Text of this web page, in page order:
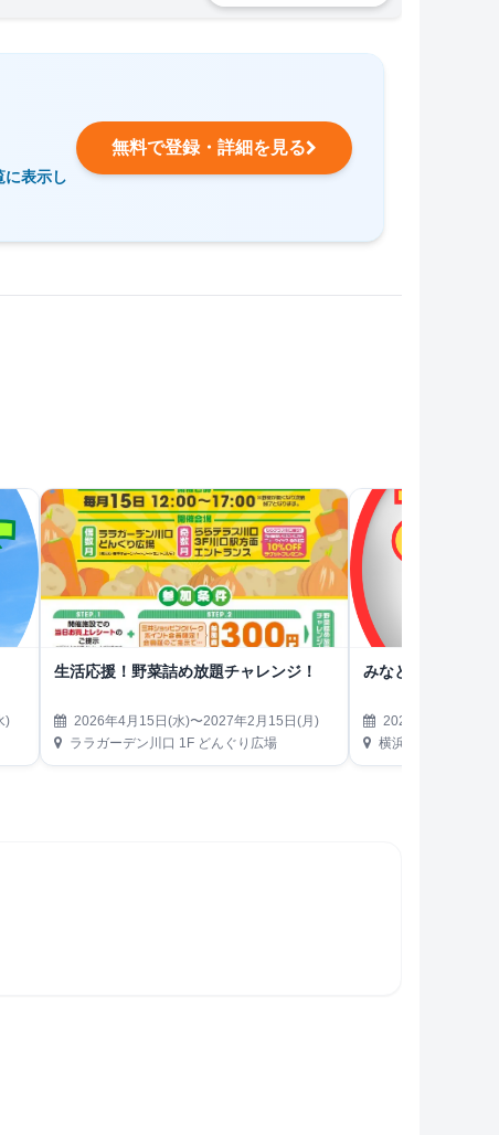
に表示し
無料で登録・詳細を見る
)
生活応援！野菜詰め放題チャレンジ！
2026年4月15日(水)〜2027年2月15日(月)
ララガーデン川口 1F どんぐり広場
みなとみらい熱気
2026年4月19日(
横浜ハンマーヘッド第3駐